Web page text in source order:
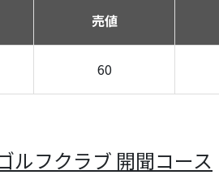
売値
60
ルフクラブ 開聞コース